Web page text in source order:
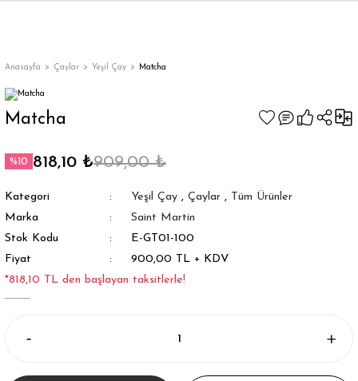
Anasayfa Çaylar Yeşil Çay Matcha
Matcha
%10 818,10 ₺909,00 ₺
Kategori Yeşil Çay , Çaylar , Tüm Ürünler
Marka
Saint Martin
Stok Kodu
E-GT01-100
Fiyat
900,00 TL + KDV
*818,10 TL den başlayan taksitlerle!